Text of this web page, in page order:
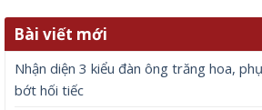
Bài viết mới
Nhận diện 3 kiểu đàn ông trăng hoa,
bớt hối tiếc